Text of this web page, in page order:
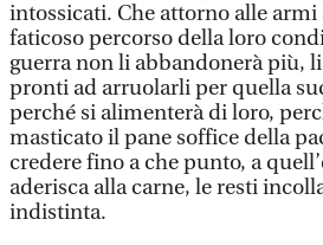
intossicati. Che attorno alle armi
faticoso percorso della loro
guerra non li abbandonerà più,
pronti ad arruolarli per quella
perché si alimenterà di loro,
masticato il pane soffice della
credere fino a che punto, a
aderisca alla carne, le resti
indistinta.